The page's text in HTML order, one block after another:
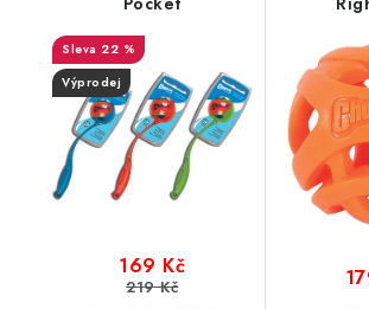
22 %
Výprodej
169 Kč
219 Kč